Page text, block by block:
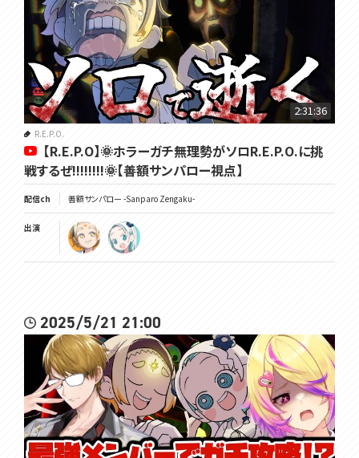
2:31:36
R.E.P.O.
【R.E.P.O】🌞ホラーガチ無理勢がソロR.E.P.O.に挑
戦するぜ!!!!!!!!🌞【善額サンパロー視点】
配信ch 善額サンパロー -Sanparo Zengaku-
出演
2025/5/21 21:00